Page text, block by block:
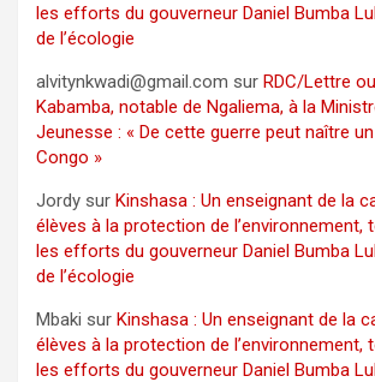
les efforts du gouverneur Daniel Bumba
de l’écologie
alvitynkwadi@gmail.com sur RDC/Lettre
Kabamba, notable de Ngaliema, à la
Jeunesse : « De cette guerre peut naître
Congo »
Jordy sur Kinshasa : Un enseignant de la
élèves à la protection de l’environnement,
les efforts du gouverneur Daniel Bumba
de l’écologie
Mbaki sur Kinshasa : Un enseignant de la
élèves à la protection de l’environnement,
les efforts du gouverneur Daniel Bumba